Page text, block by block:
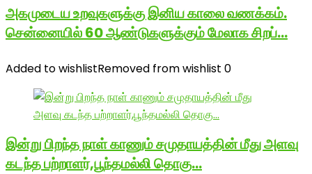
அகமுடைய உறவுகளுக்கு இனிய காலை வணக்கம்.
சென்னையில் 60 ஆண்டுகளுக்கும் மேலாக சிறப்…
Added to wishlistRemoved from wishlist 0
இன்று பிறந்த நாள் காணும் சமுதாயத்தின் மீது அளவு
கடந்த பற்றாளர்,பூந்தமல்லி தொகு…